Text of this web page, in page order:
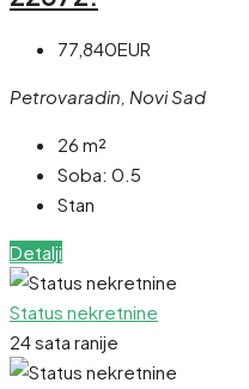
77,840EUR
Petrovaradin, Novi Sad
26 m²
Soba: 0.5
Stan
Detalji
Status nekretnine
24 sata ranije